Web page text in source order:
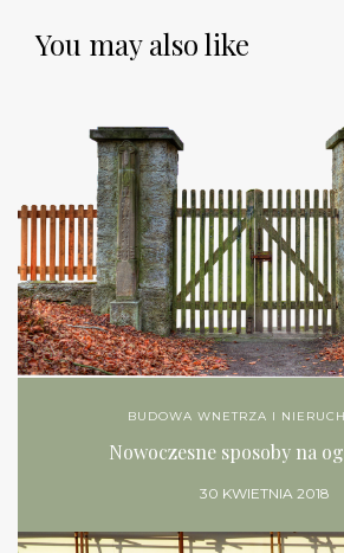
You may also like
BUDOWA WNETRZA I
Nowoczesne sposoby na
30 KWIETNIA 2018